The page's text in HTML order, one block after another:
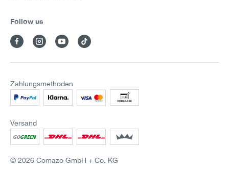
Follow us
Zahlungsmethoden
Versand
© 2026 Comazo GmbH + Co. KG